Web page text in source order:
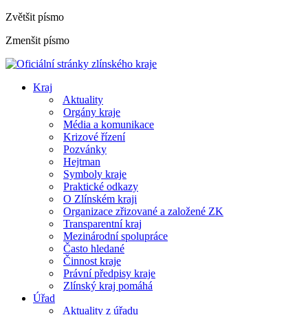
Zvětšit písmo
Zmenšit písmo
Kraj
Aktuality
Orgány kraje
Média a komunikace
Krizové řízení
Pozvánky
Hejtman
Symboly kraje
Praktické odkazy
O Zlínském kraji
Organizace zřizované a založené ZK
Transparentní kraj
Mezinárodní spolupráce
Často hledané
Činnost kraje
Právní předpisy kraje
Zlínský kraj pomáhá
Úřad
Aktuality z úřadu